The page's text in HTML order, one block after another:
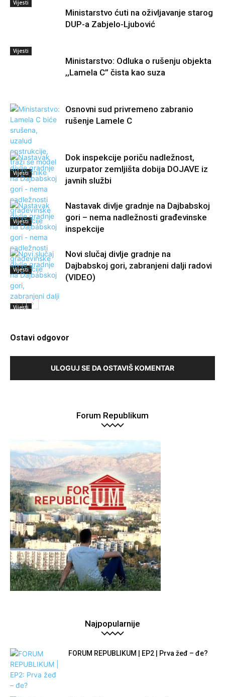
Vijesti
Ministarstvo ćuti na oživljavanje starog
DUP-a Zabjelo-Ljubović
Vijesti
Ministarstvo: Odluka o rušenju objekta
,,Lamela C” čista kao suza
Vijesti
Osnovni sud privremeno zabranio
rušenje Lamele C
Vijesti
Dok inspekcije poriču nadležnost,
uzurpator zemljišta dobija DOJAVE iz
javnih službi
Vijesti
Nastavak divlje gradnje na Dajbabskoj
gori – nema nadležnosti građevinske
inspekcije
Vijesti
Novi slučaj divlje gradnje na
Dajbabskoj gori, zabranjeni dalji radovi
(VIDEO)
Ostavi odgovor
ULOGUJ SE DA OSTAVIŠ KOMENTAR
Forum Republikum
Najpopularnije
FORUM REPUBLIKUM | EP2 | Prva žeđ – đe?